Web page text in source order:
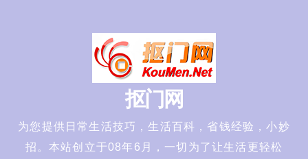
抠门网
为您提供日常生活技巧，生活百科，省钱经验，小妙
招。本站创立于08年6月，一切为了让生活更轻松